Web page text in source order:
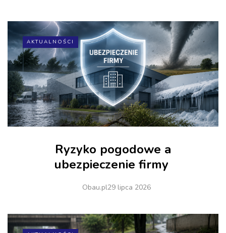
AKTUALNOŚCI
Ryzyko pogodowe a
ubezpieczenie firmy
Obau.pl29 lipca 2026